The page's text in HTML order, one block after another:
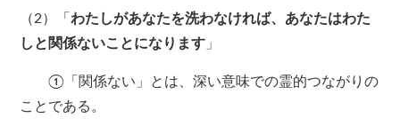
（2）「わたしがあなたを洗わなければ、あなたはわた
しと関係ないことになります 」
①「関係ない」とは、深い意味での霊的つながりの
ことである。